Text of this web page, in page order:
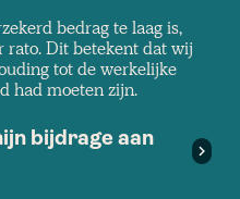
bedrag te laag is,
rato. Dit betekent dat wij
tot de werkelijke
had moeten zijn.
bijdrage aan